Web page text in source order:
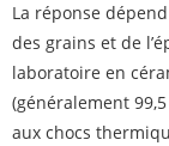
La réponse
des grains et de
laboratoire en
(généralement
aux chocs